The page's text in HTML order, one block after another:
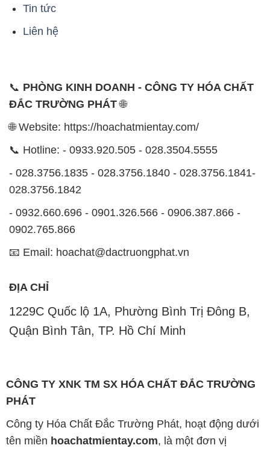
Tin tức
Liên hệ
📞 PHÒNG KINH DOANH - CÔNG TY HÓA CHẤT
ĐẮC TRƯỜNG PHÁT🌐
🌐 Website: https://hoachatmientay.com/
📞 Hotline: - 0933.920.505 - 028.3504.5555
- 028.3756.1835 - 028.3756.1840 - 028.3756.1841-
028.3756.1842
- 0932.660.696 - 0901.326.566 - 0906.387.866 -
0902.765.866
📧 Email: hoachat@dactruongphat.vn
ĐỊA CHỈ
1229C Quốc lộ 1A, Phường Bình Trị Đông B,
Quận Bình Tân, TP. Hồ Chí Minh
CÔNG TY XNK TM SX HÓA CHẤT ĐẮC TRƯỜNG
PHÁT
Công ty Hóa Chất Đắc Trường Phát, hoạt động dưới
tên miền hoachatmientay.com, là một đơn vị